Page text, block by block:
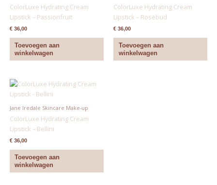
ColorLuxe Hydrating Cream
Lipstick – Passionfruit
€36,00
Toevoegen aan
winkelwagen
ColorLuxe Hydrating Cream
Lipstick – Rosebud
€ 36,00
Toevoegen aan
winkelwagen
Jane Iredale Skincare Make-up
ColorLuxe Hydrating Cream
Lipstick – Bellini
€36,00
Toevoegen aan
winkelwagen